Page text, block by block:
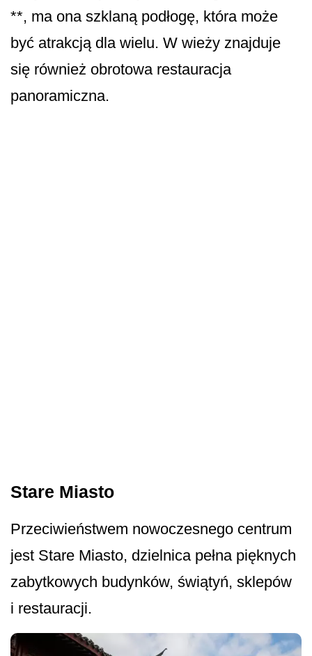
**, ma ona szklaną podłogę, która może
być atrakcją dla wielu. W wieży znajduje
się również obrotowa restauracja
panoramiczna.
Stare Miasto
Przeciwieństwem nowoczesnego centrum
jest Stare Miasto, dzielnica pełna pięknych
zabytkowych budynków, świątyń, sklepów
i restauracji.